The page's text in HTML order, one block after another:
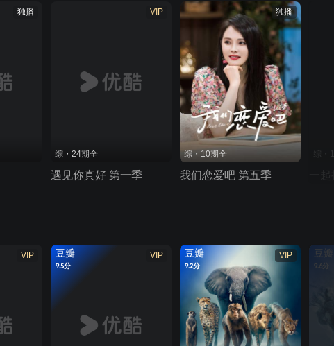
独播 VIP
综・24期全
遇见你真好 第一季
独播
综・10期全
我们恋爱吧 第五季
综
VIP VIP
豆瓣
9.5分
VIP
豆瓣
9.2分
豆瓣
9.6分